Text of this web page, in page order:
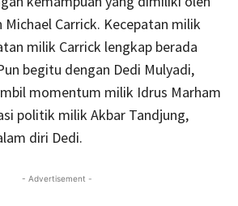
Michael Carrick. Kecepatan milik
milik Carrick lengkap berada
begitu dengan Dedi Mulyadi,
momentum milik Idrus Marham
politik milik Akbar Tandjung,
diri Dedi.
- Advertisement -